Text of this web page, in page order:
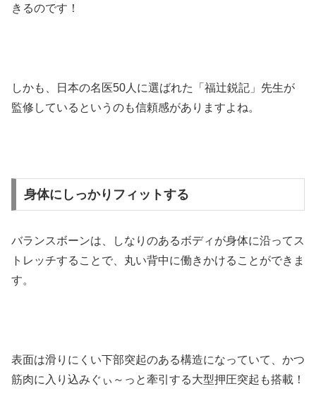
きるのです！
しかも、日本の名医50人に選ばれた「福辻鋭記」先生が
監修しているというのも信頼感がありますよね。
身体にしっかりフィットする
バランスボーンは、しなりのあるボディが身体に沿ってス
トレッチすることで、丸い背中に働きかけることができま
す。
表面は滑りにくい下部突起のある構造になっていて、かつ
筋肉に入り込みぐぃ～っと牽引する大型押圧突起も搭載！